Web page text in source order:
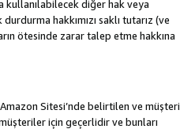
kullanılabilecek diğer hak veya
hakkımızı saklı tutarız (ve
ötesinde zarar talep etme hakkına
Amazon Sitesi’nde belirtilen ve müşteri
için geçerlidir ve bunları